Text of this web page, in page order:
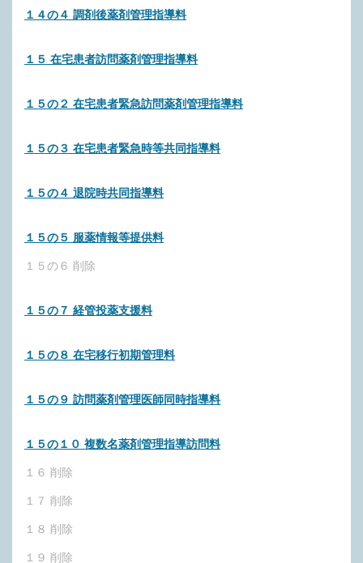
１４の４ 調剤後薬剤管理指導料
１５ 在宅患者訪問薬剤管理指導料
１５の２ 在宅患者緊急訪問薬剤管理指導料
１５の３ 在宅患者緊急時等共同指導料
１５の４ 退院時共同指導料
１５の５ 服薬情報等提供料
１５の６ 削除
１５の７ 経管投薬支援料
１５の８ 在宅移行初期管理料
１５の９ 訪問薬剤管理医師同時指導料
１５の１０ 複数名薬剤管理指導訪問料
１６ 削除
１７ 削除
１８ 削除
１９ 削除